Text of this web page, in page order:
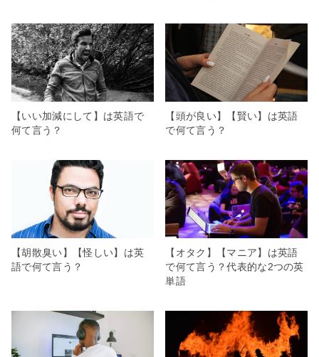
【いい加減にして】は英語で
何て言う？
【頭が良い】【賢い】は英語
で何て言う？
【胡散臭い】【怪しい】は英
語で何て言う？
【オタク】【マニア】は英語
で何て言う？代表的な2つの英
単語